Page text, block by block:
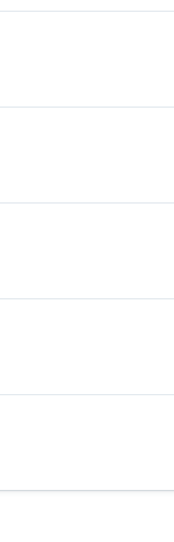
、可靠且座椅舒
4m。请注意，票
车次，最早一班